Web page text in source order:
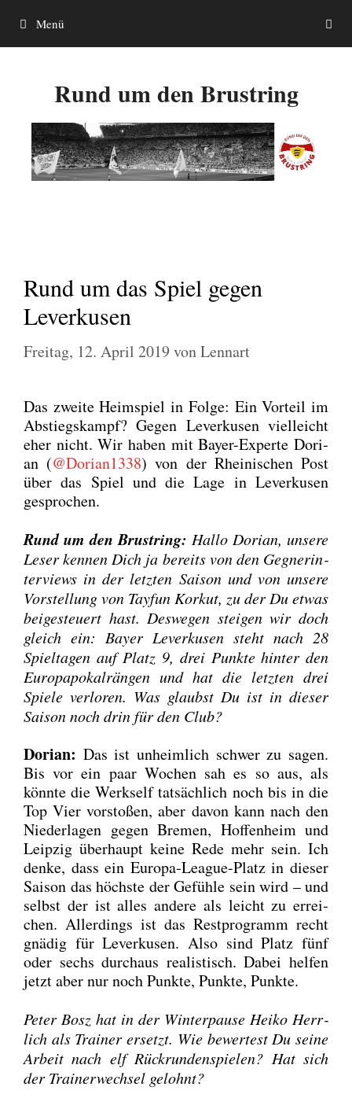
Inhalt
springen
Menü
Rund um den Brustring
Rund um das Spiel gegen
Leverkusen
Freitag, 12. April 2019 vonLennart
Das zwei­te Heim­spiel in Fol­ge: Ein Vor­teil im
Abstiegs­kampf? Gegen Lever­ku­sen viel­leicht
eher nicht. Wir haben mit Bay­er-Exper­te Dori­
an (@Dorian1338) von der Rhei­ni­schen Post
über das Spiel und die Lage in Lever­ku­sen
gespro­chen.
Rund um den Brust­ring: Hal­lo Dori­an, unse­re
Leser ken­nen Dich ja bereits von den Geg­ner­in­
ter­views in der letz­ten Sai­son und von unse­re
Vor­stel­lung von Tay­fun Korkut, zu der Du etwas
bei­gesteu­ert hast. Des­we­gen stei­gen wir doch
gleich ein: Bay­er Lever­ku­sen steht nach 28
Spiel­ta­gen auf Platz 9, drei Punk­te hin­ter den
Euro­pa­po­kal­rän­gen und hat die letz­ten drei
Spie­le ver­lo­ren. Was glaubst Du ist in die­ser
Sai­son noch drin für den Club?
Dori­an: Das ist unheim­lich schwer zu sagen.
Bis vor ein paar Wochen sah es so aus, als
könn­te die Werks­elf tat­säch­lich noch bis in die
Top Vier vor­sto­ßen, aber davon kann nach den
Nie­der­la­gen gegen Bre­men, Hof­fen­heim und
Leip­zig über­haupt kei­ne Rede mehr sein. Ich
den­ke, dass ein Euro­pa-League-Platz in die­ser
Sai­son das höchs­te der Gefüh­le sein wird – und
selbst der ist alles ande­re als leicht zu errei­
chen. Aller­dings ist das Rest­pro­gramm recht
gnä­dig für Lever­ku­sen. Also sind Platz fünf
oder sechs durch­aus rea­lis­tisch. Dabei hel­fen
jetzt aber nur noch Punk­te, Punk­te, Punk­te.
Peter Bosz hat in der Win­ter­pau­se Hei­ko Herr­
lich als Trai­ner ersetzt. Wie bewer­test Du sei­ne
Arbeit nach elf Rück­run­den­spie­len? Hat sich
der Trai­ner­wech­sel gelohnt?